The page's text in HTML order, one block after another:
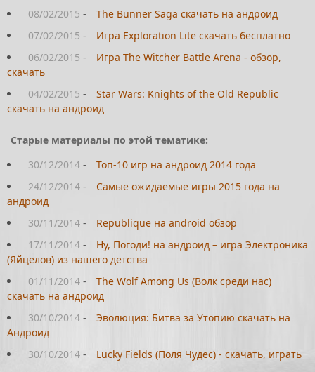
08/02/2015 -
The Bunner Saga скачать на андроид
07/02/2015 -
Игра Exploration Lite скачать бесплатно
06/02/2015 -
Игра The Witcher Battle Arena - обзор,
скачать
04/02/2015 -
Star Wars: Knights of the Old Republic
скачать на андроид
Старые материалы по этой тематике:
30/12/2014 -
Топ-10 игр на андроид 2014 года
24/12/2014 -
Самые ожидаемые игры 2015 года на
андроид
30/11/2014 -
Republique на android обзор
17/11/2014 -
Ну, Погоди! на андроид – игра Электроника
(Яйцелов) из нашего детства
01/11/2014 -
The Wolf Among Us (Волк среди нас)
скачать на андроид
30/10/2014 -
Эволюция: Битва за Утопию скачать на
Андроид
30/10/2014 - Lucky Fields (Поля Чудес) - скачать, играть